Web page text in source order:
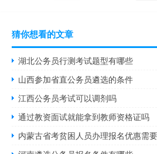
猜你想看的文章
湖北公务员行测考试题型有哪些
山西参加省直公务员遴选的条件
江西公务员考试可以调剂吗
通过教资面试就能拿到教师资格证吗
内蒙古省考贫困人员办理报名优惠需